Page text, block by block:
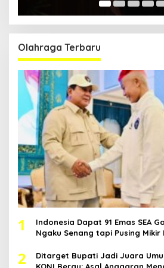
Olahraga Terbaru
1
Indonesia Dapat 91 Emas SEA
Ngaku Senang tapi Pusing Mikir
2
Ditarget Bupati Jadi Juara